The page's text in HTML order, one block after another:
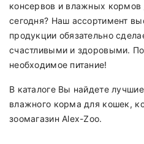
консервов и влажных кормов
сегодня? Наш ассортимент
продукции обязательно
счастливыми и здоровыми.
необходимое питание!
В каталоге Вы найдете
влажного корма для кошек,
зоомагазин Alex-Zoo.